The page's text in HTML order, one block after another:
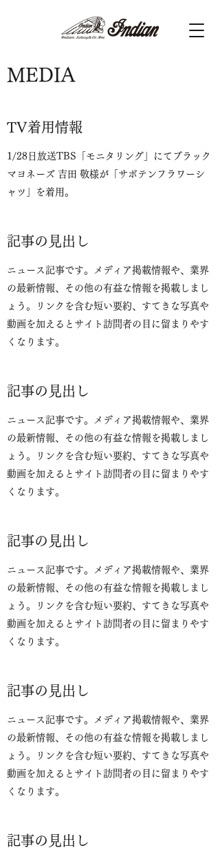
MEDIA
TV着用情報
1/28日放送TBS「モニタリング」にてブラック
マヨネーズ 吉田 敬様が「サボテンフラワーシ
ャツ」を着用。
記事の見出し
ニュース記事です。メディア掲載情報や、業界
の最新情報、その他の有益な情報を掲載しまし
ょう。リンクを含む短い要約、すてきな写真や
動画を加えるとサイト訪問者の目に留まりやす
くなります。
記事の見出し
ニュース記事です。メディア掲載情報や、業界
の最新情報、その他の有益な情報を掲載しまし
ょう。リンクを含む短い要約、すてきな写真や
動画を加えるとサイト訪問者の目に留まりやす
くなります。
記事の見出し
ニュース記事です。メディア掲載情報や、業界
の最新情報、その他の有益な情報を掲載しまし
ょう。リンクを含む短い要約、すてきな写真や
動画を加えるとサイト訪問者の目に留まりやす
くなります。
記事の見出し
ニュース記事です。メディア掲載情報や、業界
の最新情報、その他の有益な情報を掲載しまし
ょう。リンクを含む短い要約、すてきな写真や
動画を加えるとサイト訪問者の目に留まりやす
くなります。
記事の見出し